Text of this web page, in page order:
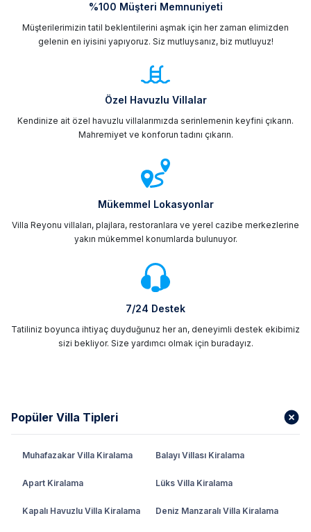
%100 Müşteri Memnuniyeti
Müşterilerimizin tatil beklentilerini aşmak için her zaman elimizden
gelenin en iyisini yapıyoruz. Siz mutluysanız, biz mutluyuz!
Özel Havuzlu Villalar
Kendinize ait özel havuzlu villalarımızda serinlemenin keyfini çıkarın.
Mahremiyet ve konforun tadını çıkarın.
Mükemmel Lokasyonlar
Villa Reyonu villaları, plajlara, restoranlara ve yerel cazibe merkezlerine
yakın mükemmel konumlarda bulunuyor.
7/24 Destek
Tatiliniz boyunca ihtiyaç duyduğunuz her an, deneyimli destek ekibimiz
sizi bekliyor. Size yardımcı olmak için buradayız.
Popüler Villa Tipleri
Muhafazakar Villa Kiralama Balayı Villası Kiralama
Apart Kiralama Lüks Villa Kiralama
Kapalı Havuzlu Villa Kiralama Deniz Manzaralı Villa Kiralama